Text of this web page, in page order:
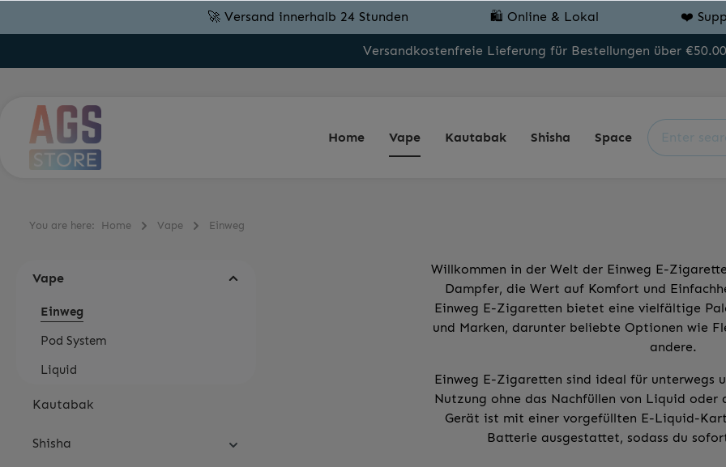
🚀 Versand innerhalb 24 Stunden 🛍️ Online & Lokal ❤️
Versandkostenfreie Lieferung für Bestellungen über €50.00
Home Vape Kautabak Shisha Space
You are here: Home Vape Einweg
Vape
Einweg
Pod System
Liquid
Kautabak
Shisha
Willkommen in der Welt der Einweg E-
Dampfer, die Wert auf Komfort und
Einweg E-Zigaretten bietet eine vielfältige
und Marken, darunter beliebte Optionen wie
andere.
Einweg E-Zigaretten sind ideal für unterwegs
Nutzung ohne das Nachfüllen von Liquid oder
Gerät ist mit einer vorgefüllten E-Liquid-
Batterie ausgestattet, sodass du